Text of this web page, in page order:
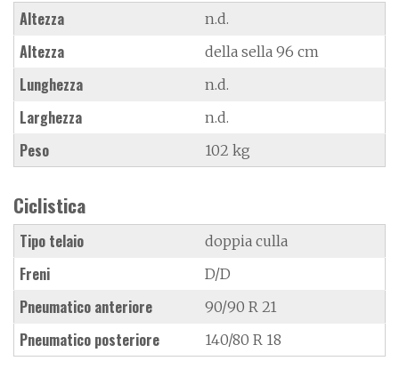
Altezza n.d.
Altezza della sella 96 cm
Lunghezza n.d.
Larghezza n.d.
Peso 102 kg
Ciclistica
Tipo telaio doppia culla
Freni D/D
Pneumatico anteriore 90/90 R 21
Pneumatico posteriore 140/80 R 18